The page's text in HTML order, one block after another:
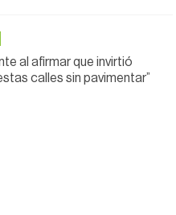
al afirmar que invirtió
calles sin pavimentar”